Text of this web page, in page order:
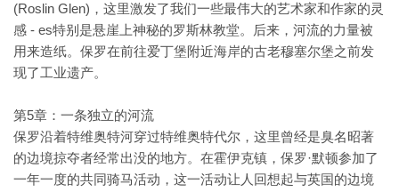
(Roslin Glen)，这里激发了我们一些最伟大的艺术家和作家的灵
感 - es特别是悬崖上神秘的罗斯林教堂。后来，河流的力量被
用来造纸。保罗在前往爱丁堡附近海岸的古老穆塞尔堡之前发
现了工业遗产。
第5章：一条独立的河流
保罗沿着特维奥特河穿过特维奥特代尔，这里曾经是臭名昭著
的边境掠夺者经常出没的地方。在霍伊克镇，保罗·默顿参加了
一年一度的共同骑马活动，这一活动让人回想起与英国的边境